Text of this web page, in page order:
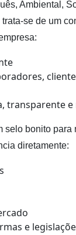
Ambiental,
se de um
transparente e
selo bonito para
diretamente:
e